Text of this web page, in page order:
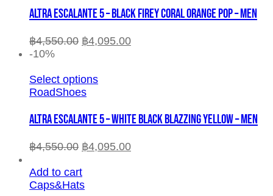
ALTRA ESCALANTE 5 – BLACK FIREY CORAL ORANGE POP – MEN
฿4,550.00 ฿4,095.00
-10%
Select options
RoadShoes
ALTRA ESCALANTE 5 – WHITE BLACK BLAZZING YELLOW – MEN
฿4,550.00 ฿4,095.00
Add to cart
Caps&Hats